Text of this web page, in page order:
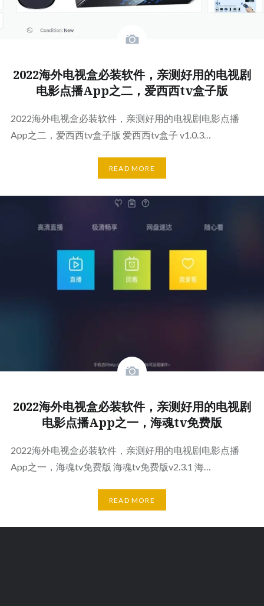
2022海外电视盒必装软件，亲测好用的电视剧
电影点播App之二，爱西西tv盒子版
2022海外电视盒必装软件，亲测好用的电视剧电影点播
App之二，爱西西tv盒子版 爱西西tv盒子 v1.0.3…
READ MORE
2022海外电视盒必装软件，亲测好用的电视剧
电影点播App之一，海魂tv免费版
2022海外电视盒必装软件，亲测好用的电视剧电影点播
App之一，海魂tv免费版 海魂tv免费版v2.3.1 海…
READ MORE